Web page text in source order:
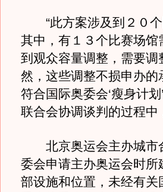
“此方案涉及到２０个
其中，有１３个比赛场
到观众容量调整，需要
然，这些调整不损申办
符合国际奥委会‘瘦身计
联合会协调谈判的过程中
北京奥运会主办城市
委会申请主办奥运会时
部设施和位置，未经有